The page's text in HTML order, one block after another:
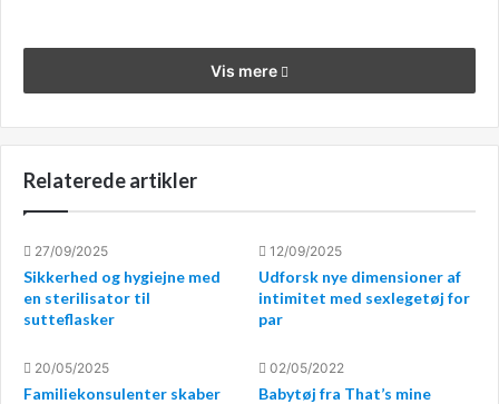
Healing af smerter i skulderen
skulderen, og nogle får ondt efter at have fået en
indsprøjtning, der hvor der er stukket – det vigtige er, at
det skal gå over i løbet af et par dage, og hvis ikke, siger
de kloge, kontakt din læge. Nu er jeg ikke den store
tilhænger af læger, det jeg hører de fleste gange jeg har
været ved lægen, tag dette medicin, tag disse piller når
smerten kommer. Det kan jeg jo som patient jo ikke stille
mig tilfreds med, og jeg har da også søgt påondt i armen
Vis mere
Relaterede artikler
27/09/2025
Sikkerhed og hygiejne med
en sterilisator til
sutteflasker
12/09/2025
Udforsk nye dimensioner af
intimitet med sexlegetøj for
par
20/05/2025
Familiekonsulenter skaber
02/05/2022
Babytøj fra That’s mine